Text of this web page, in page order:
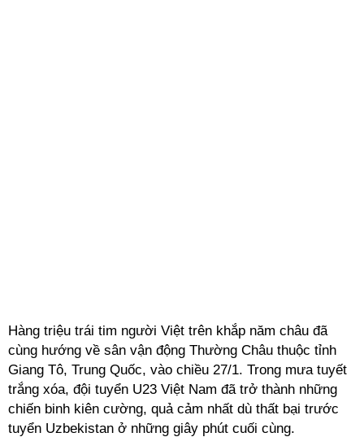
Hàng triệu trái tim người Việt trên khắp năm châu đã
cùng hướng về sân vận động Thường Châu thuộc tỉnh
Giang Tô, Trung Quốc, vào chiều 27/1. Trong mưa tuyết
trắng xóa, đội tuyển U23 Việt Nam đã trở thành những
chiến binh kiên cường, quả cảm nhất dù thất bại trước
tuyển Uzbekistan ở những giây phút cuối cùng.